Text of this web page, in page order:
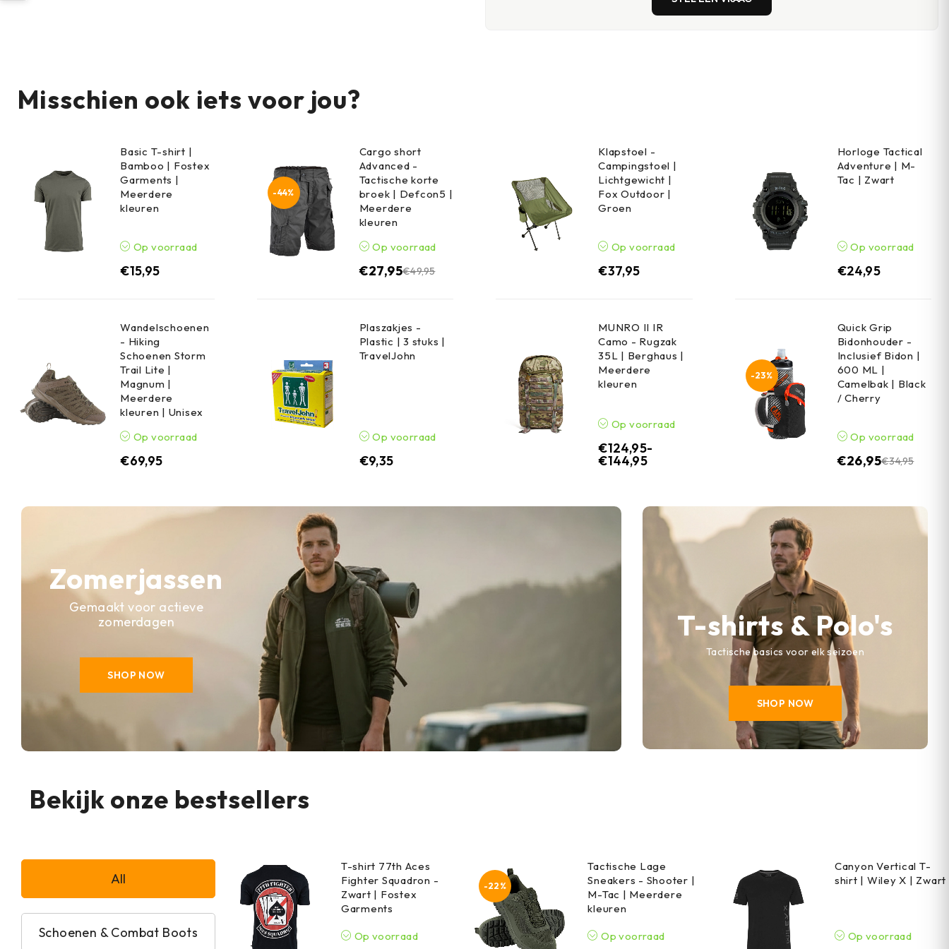
Misschien ook iets voor jou?
Basic T-shirt |
Bamboo | Fostex
Garments |
Meerdere
kleuren
Op voorraad
€15,95
-44%
Cargo short
Advanced -
Tactische korte
broek | Defcon5 |
Meerdere
kleuren
Op voorraad
€49,95
€27,95
Klapstoel -
Campingstoel |
Lichtgewicht |
Fox Outdoor |
Groen
Op voorraad
€37,95
Horloge Tactical
Adventure | M-
Tac | Zwart
Op voorraad
€24,95
Wandelschoenen
- Hiking
Schoenen Storm
Trail Lite |
Magnum |
Meerdere
kleuren | Unisex
Op voorraad
€69,95
Plaszakjes -
Plastic | 3 stuks |
TravelJohn
Op voorraad
€9,35
MUNRO II IR
Camo - Rugzak
35L | Berghaus |
Meerdere
kleuren
Op voorraad
€124,95-
€144,95
-23%
Quick Grip
Bidonhouder -
Inclusief Bidon |
600 ML |
Camelbak | Black
/ Cherry
Op voorraad
€34,95
€26,95
Zomerjassen
Gemaakt voor actieve
zomerdagen
SHOP NOW
T-shirts & Polo's
Tactische basics voor elk seizoen
SHOP NOW
Bekijk onze bestsellers
All
Schoenen & Combat Boots
T-shirt 77th Aces
Fighter Squadron -
Zwart | Fostex
Garments
Op voorraad
-22%
Tactische Lage
Sneakers - Shooter |
M-Tac | Meerdere
kleuren
Op voorraad
Canyon Vertical T-
shirt | Wiley X | Zwart
Op voorraad